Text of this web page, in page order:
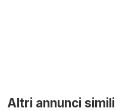
Altri annunci simili